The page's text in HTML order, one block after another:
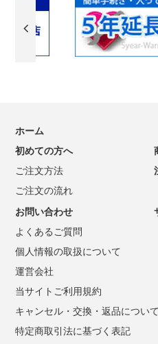
ホーム
初めての方へ
ご注文方法
ご注文の流れ
お問い合わせ
よくあるご質問
個人情報の取扱について
運営会社
当サイトご利用規約
キャンセル・交換・返品について
特定商取引法に基づく表記